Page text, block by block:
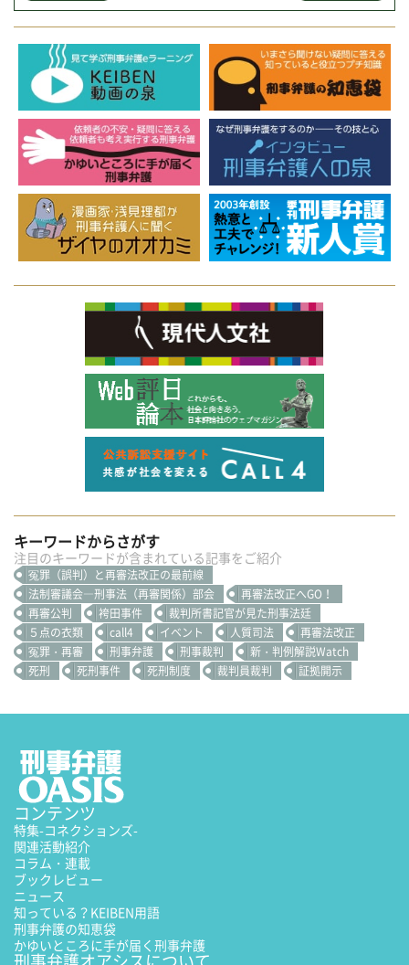
キーワードからさがす
注目のキーワードが含まれている記事をご紹介
冤罪（誤判）と再審法改正の最前線
法制審議会―刑事法（再審関係）部会
再審法改正へGO！
再審公判
袴田事件
裁判所書記官が見た刑事法廷
５点の衣類
call4 イベント 人質司法
再審法改正
冤罪・再審
刑事弁護 刑事裁判
新・判例解説Watch
死刑
死刑事件 死刑制度 裁判員裁判 証拠開示
コンテンツ
特集-コネクションズ-
関連活動紹介
コラム・連載
ブックレビュー
ニュース
知っている？KEIBEN用語
刑事弁護の知恵袋
かゆいところに手が届く刑事弁護